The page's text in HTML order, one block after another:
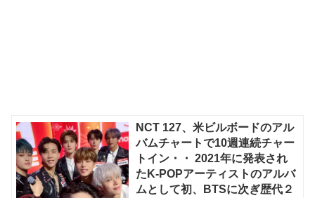
NCT 127、米ビルボードのアル
バムチャートで10週連続チャー
トイン・・ 2021年に発表され
たK-POPアーティストのアルバ
ムとして初、BTSに次ぎ歴代２